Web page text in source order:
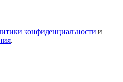
конфиденциальности и
.